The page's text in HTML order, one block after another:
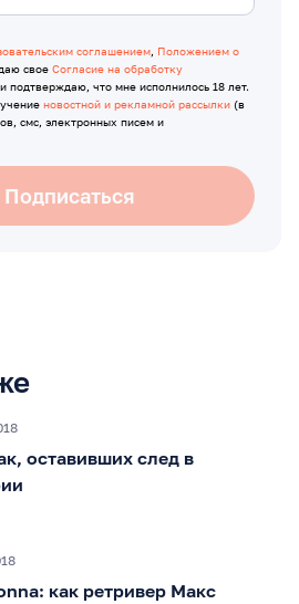
соглашением, Положением о
свое Согласие на обработку
и подтверждаю, что мне исполнилось 18 лет.
новостной и рекламной рассылки (в
смс, электронных писем и
Подписаться
оставивших след в
как ретривер Макс